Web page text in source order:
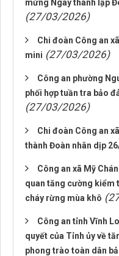
mừng Ngày thành lập
(27/03/2026)
Chi đoàn Công an
mini (27/03/2026)
Công an phường
phối hợp tuần tra bảo
(27/03/2026)
Chi đoàn Công an
thành Đoàn nhân dịp
Công an xã Mỹ
quan tăng cường kiểm
cháy rừng mùa khô
Công an tỉnh Vĩnh
quyết của Tỉnh ủy về
phong trào toàn dân